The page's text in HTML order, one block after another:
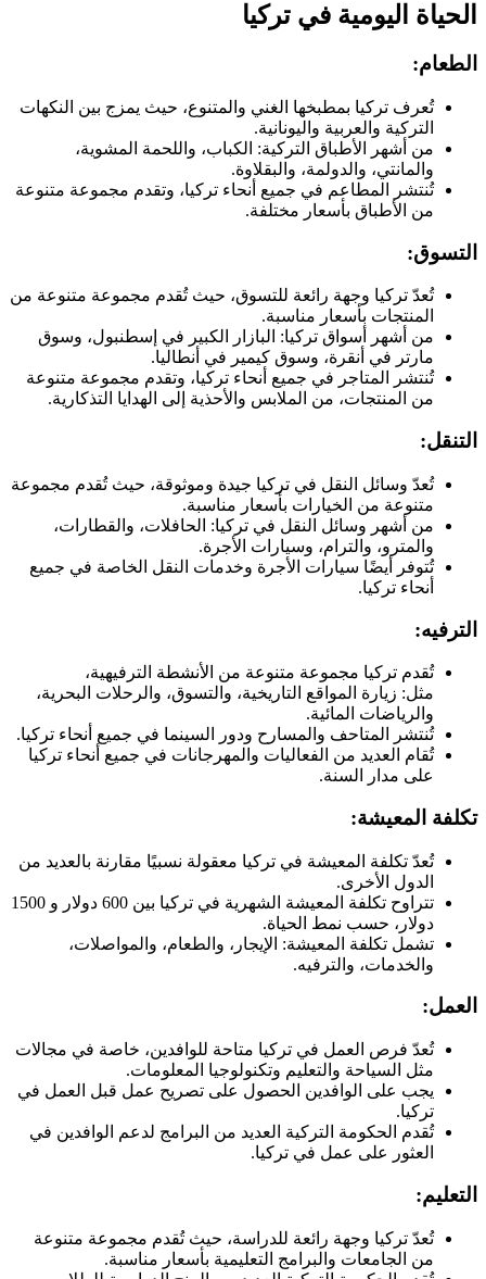
الحياة اليومية في تركيا
الطعام:
تُعرف تركيا بمطبخها الغني والمتنوع، حيث يمزج بين النكهات
التركية والعربية واليونانية.
من أشهر الأطباق التركية: الكباب، واللحمة المشوية،
والمانتي، والدولمة، والبقلاوة.
تُنتشر المطاعم في جميع أنحاء تركيا، وتقدم مجموعة متنوعة
من الأطباق بأسعار مختلفة.
التسوق:
تُعدّ تركيا وجهة رائعة للتسوق، حيث تُقدم مجموعة متنوعة من
المنتجات بأسعار مناسبة.
من أشهر أسواق تركيا: البازار الكبير في إسطنبول، وسوق
مارتر في أنقرة، وسوق كيمير في أنطاليا.
تُنتشر المتاجر في جميع أنحاء تركيا، وتقدم مجموعة متنوعة
من المنتجات، من الملابس والأحذية إلى الهدايا التذكارية.
التنقل:
تُعدّ وسائل النقل في تركيا جيدة وموثوقة، حيث تُقدم مجموعة
متنوعة من الخيارات بأسعار مناسبة.
من أشهر وسائل النقل في تركيا: الحافلات، والقطارات،
والمترو، والترام، وسيارات الأجرة.
تُتوفر أيضًا سيارات الأجرة وخدمات النقل الخاصة في جميع
أنحاء تركيا.
الترفيه:
تُقدم تركيا مجموعة متنوعة من الأنشطة الترفيهية،
مثل: زيارة المواقع التاريخية، والتسوق، والرحلات البحرية،
والرياضات المائية.
تُنتشر المتاحف والمسارح ودور السينما في جميع أنحاء تركيا.
تُقام العديد من الفعاليات والمهرجانات في جميع أنحاء تركيا
على مدار السنة.
تكلفة المعيشة:
تُعدّ تكلفة المعيشة في تركيا معقولة نسبيًا مقارنة بالعديد من
الدول الأخرى.
تتراوح تكلفة المعيشة الشهرية في تركيا بين 600 دولار و 1500
دولار، حسب نمط الحياة.
تشمل تكلفة المعيشة: الإيجار، والطعام، والمواصلات،
والخدمات، والترفيه.
العمل:
تُعدّ فرص العمل في تركيا متاحة للوافدين، خاصة في مجالات
مثل السياحة والتعليم وتكنولوجيا المعلومات.
يجب على الوافدين الحصول على تصريح عمل قبل العمل في
تركيا.
تُقدم الحكومة التركية العديد من البرامج لدعم الوافدين في
العثور على عمل في تركيا.
التعليم:
تُعدّ تركيا وجهة رائعة للدراسة، حيث تُقدم مجموعة متنوعة
من الجامعات والبرامج التعليمية بأسعار مناسبة.